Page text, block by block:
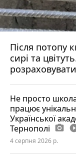
Після потопу
сирі та
Не просто
працює
Української
Тернополі photo_camera
4 серпня 2026 р.